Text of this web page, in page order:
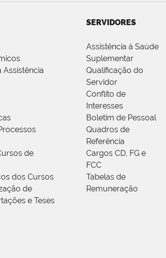
Assistência
de
dos Cursos
de
e Teses
SERVIDORES
Assistência à Saúde
Suplementar
Qualificação do
Servidor
Conflito de
Interesses
Boletim de Pessoal
Quadros de
Referência
Cargos CD, FG e
FCC
Tabelas de
Remuneração